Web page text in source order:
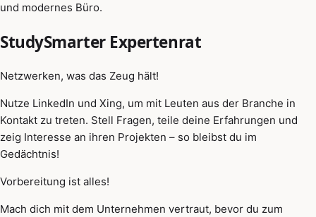
und modernes Büro.
StudySmarter Expertenrat
Netzwerken, was das Zeug hält!
Nutze LinkedIn und Xing, um mit Leuten aus der Branche in
Kontakt zu treten. Stell Fragen, teile deine Erfahrungen und
zeig Interesse an ihren Projekten – so bleibst du im
Gedächtnis!
Vorbereitung ist alles!
Mach dich mit dem Unternehmen vertraut, bevor du zum